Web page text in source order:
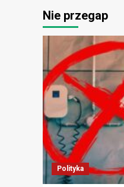
Nie przegap
Polityka